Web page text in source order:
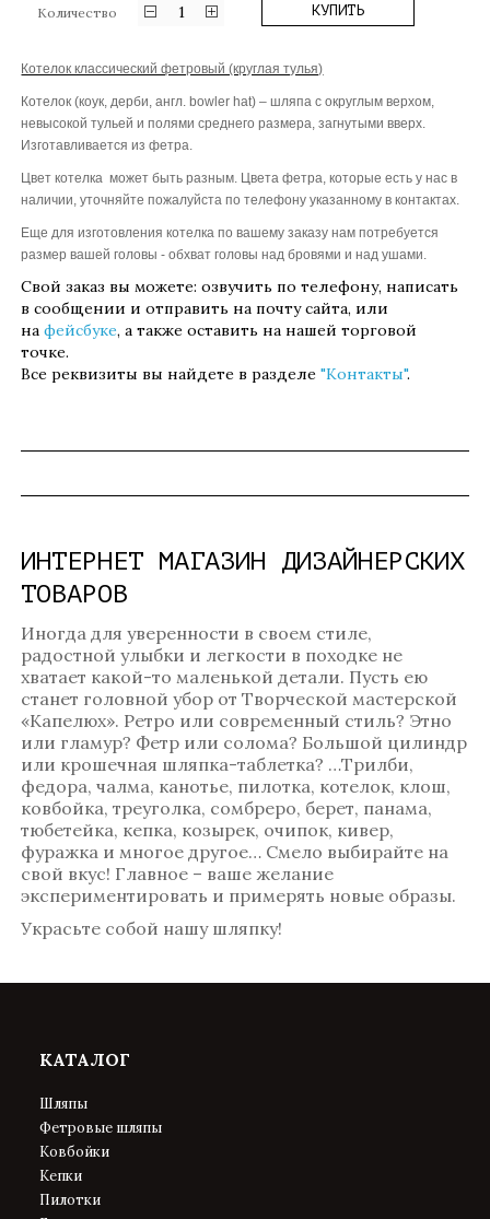
Количество 1 КУПИТЬ
Котелок класcический фетровый (круглая тулья)
Котелок (коук, дерби, англ. bowler hat) – шляпа с округлым верхом,
невысокой тульей и полями среднего размера, загнутыми вверх.
Изготавливается из фетра.
Цвет котелка может быть разным. Цвета фетра, которые есть у нас в
наличии, уточняйте пожалуйста по телефону указанному в контактах.
Еще для изготовления котелка по вашему заказу нам потребуется
размер вашей головы - обхват головы над бровями и над ушами.
Свой заказ вы можете: озвучить по телефону, написать
в сообщении и отправить на почту сайта, или
нафейсбуке, а также оставить на нашей торговой
точке.
Все реквизиты вы найдете в разделе"Контакты".
ИНТЕРНЕТ МАГАЗИН ДИЗАЙНЕРСКИХ
ТОВАРОВ
Иногда для уверенности в своем стиле,
радостной улыбки и легкости в походке не
хватает какой-то маленькой детали. Пусть ею
станет головной убор от Творческой мастерской
«Капелюх». Ретро или современный стиль? Этно
или гламур? Фетр или солома? Большой цилиндр
или крошечная шляпка-таблетка? …Трилби,
федора, чалма, канотье, пилотка, котелок, клош,
ковбойка, треуголка, сомбреро, берет, панама,
тюбетейка, кепка, козырек, очипок, кивер,
фуражка и многое другое… Смело выбирайте на
свой вкус! Главное – ваше желание
экспериментировать и примерять новые образы.
Украсьте собой нашу шляпку!
КАТАЛОГ
Шляпы
Фетровые шляпы
Ковбойки
Кепки
Пилотки